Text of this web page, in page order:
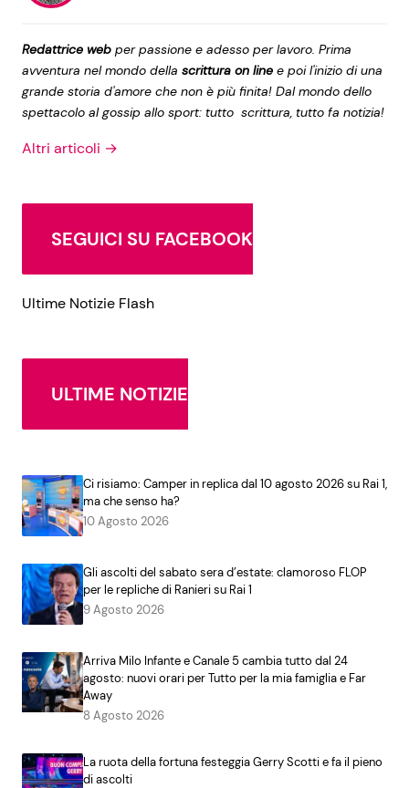
Redattrice web per passione e adesso per lavoro. Prima
avventura nel mondo della scrittura on line e poi l'inizio di una
grande storia d'amore che non è più finita! Dal mondo dello
spettacolo al gossip allo sport: tutto scrittura, tutto fa notizia!
Altri articoli →
SEGUICI SU FACEBOOK
Ultime Notizie Flash
ULTIME NOTIZIE
Ci risiamo: Camper in replica dal 10 agosto 2026 su Rai 1,
ma che senso ha?
10 Agosto 2026
Gli ascolti del sabato sera d’estate: clamoroso FLOP
per le repliche di Ranieri su Rai 1
9 Agosto 2026
Arriva Milo Infante e Canale 5 cambia tutto dal 24
agosto: nuovi orari per Tutto per la mia famiglia e Far
Away
8 Agosto 2026
La ruota della fortuna festeggia Gerry Scotti e fa il pieno
di ascolti